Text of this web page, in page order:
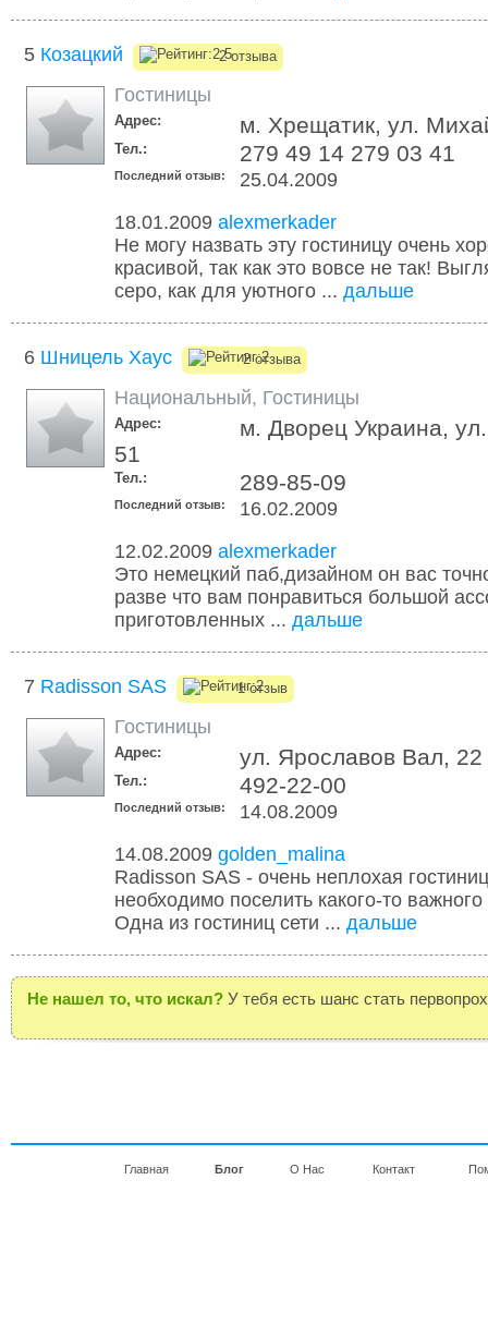
5 Козацкий 2 отзыва
Гостиницы
Адрес: м. Хрещатик, ул.
Тел.: 279 49 14 279 03 41
Последний отзыв:
25.04.2009
18.01.2009 alexmerkader
Не могу назвать эту гостиницу очень
красивой, так как это вовсе не так!
серо, как для уютного ... дальше
6 Шницель Хаус 2 отзыва
Национальный, Гостиницы
Адрес:
м. Дворец Украина,
51
Тел.: 289-85-09
Последний отзыв:
16.02.2009
12.02.2009 alexmerkader
Это немецкий паб,дизайном он вас
разве что вам понравиться большой
приготовленных ... дальше
7 Radisson SAS 1 отзыв
Гостиницы
Адрес: ул. Ярославов Вал, 22
Тел.: 492-22-00
Последний отзыв:
14.08.2009
14.08.2009 golden_malina
Radisson SAS - очень неплохая
необходимо поселить какого-то важного
Одна из гостиниц сети ... дальше
Не нашел то, что искал? У тебя есть шанс стать
Главная Блог О Нас Контакт